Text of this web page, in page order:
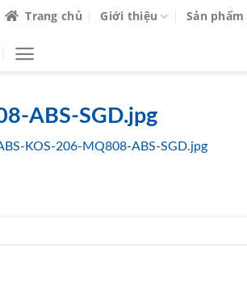
Trang chủ Giới thiệu Sản phẩm
ABS-SGD.jpg
KOS-206-MQ808-ABS-SGD.jpg